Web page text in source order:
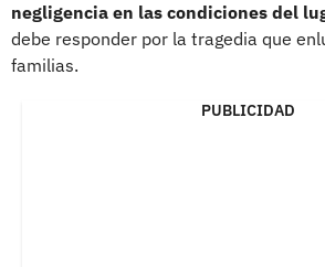
negligencia en las condiciones del
debe responder por la tragedia que
familias.
PUBLICIDAD